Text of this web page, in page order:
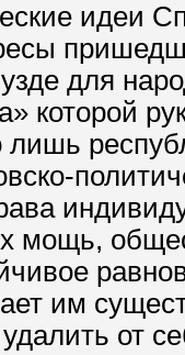
идеи
узде для
которой
мощь,
им
от